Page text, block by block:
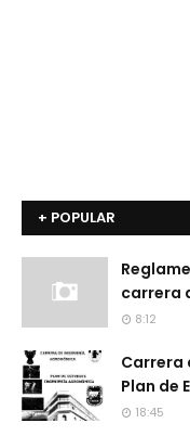
+ POPULAR
carrera
8:12
Carrera
Plan de
18:45